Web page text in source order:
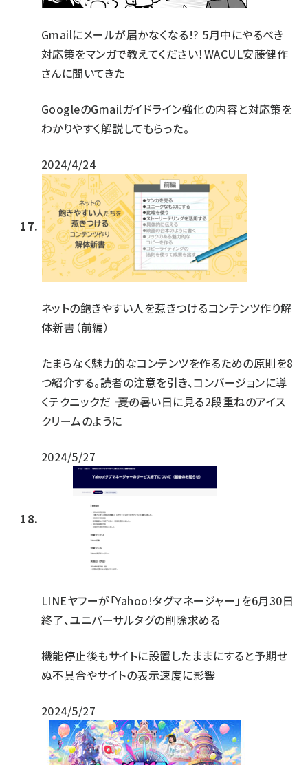
Gmailにメールが届かなくなる!? 5月中にやるべき
対応策をマンガで教えてください！WACUL安藤健作
さんに聞いてきた
GoogleのGmailガイドライン強化の内容と対応策を
わかりやすく解説してもらった。
2024/4/24
ネットの飽きやすい人を惹きつけるコンテンツ作り解
体新書（前編）
たまらなく魅力的なコンテンツを作るための原則を8
つ紹介する。読者の注意を引き、コンバージョンに導
くテクニックだ ―― 夏の暑い日に見る2段重ねのアイス
クリームのように
2024/5/27
LINEヤフーが「Yahoo!タグマネージャー」を6月30日
終了、ユニバーサルタグの削除求める
機能停止後もサイトに設置したままにすると予期せ
ぬ不具合やサイトの表示速度に影響
2024/5/27